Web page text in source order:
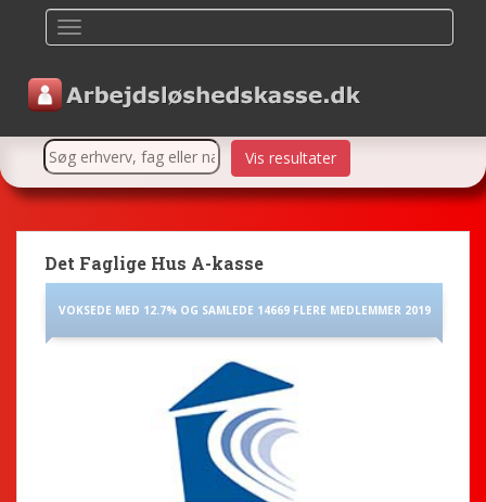
Det Faglige Hus A-kasse
VOKSEDE MED 12.7% OG SAMLEDE 14669 FLERE MEDLEMMER 2019